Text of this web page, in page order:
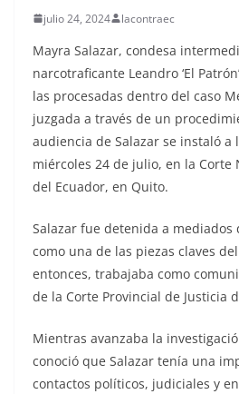
julio 24, 2024 lacontraec
Mayra Salazar, condesa
narcotraficante Leandro ‘El
las procesadas dentro del caso
juzgada a través de un
audiencia de Salazar se instaló a
miércoles 24 de julio, en la Corte
del Ecuador, en Quito.
Salazar fue detenida a mediados
como una de las piezas claves
entonces, trabajaba como
de la Corte Provincial de Justicia
Mientras avanzaba la
conoció que Salazar tenía una
contactos políticos, judiciales y